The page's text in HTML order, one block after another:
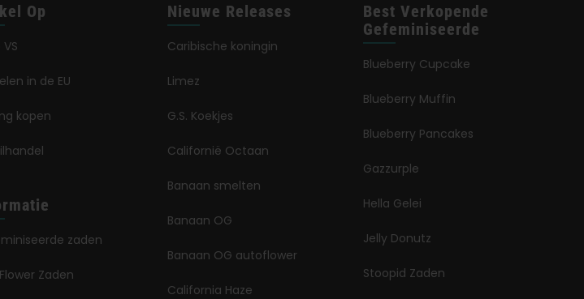
Op
in de EU
kopen
zaden
Zaden
Nieuwe Releases
Caribische koningin
Limez
G.S. Koekjes
Californië Octaan
Banaan smelten
Banaan OG
Banaan OG autoflower
California Haze
Best Verkopende
Gefeminiseerde
Blueberry Cupcake
Blueberry Muffin
Blueberry Pancakes
Gazzurple
Hella Gelei
Jelly Donutz
Stoopid Zaden